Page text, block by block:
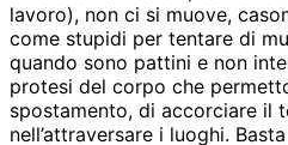
lavoro), non ci si muove,
come stupidi per tentare di
quando sono pattini e non
protesi del corpo che
spostamento, di accorciare il
nell’attraversare i luoghi.